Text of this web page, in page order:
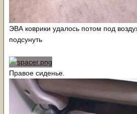
ЭВА коврики удалось потом под
подсунуть
Правое сиденье.